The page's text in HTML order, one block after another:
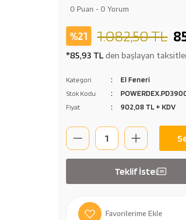
0 Puan - 0 Yorum
%21 1.082,50 TL
*85,93 TL den başlayan
Kategori El Feneri
Stok Kodu
Fiyat 902,08 TL + KDV
Teklif İste